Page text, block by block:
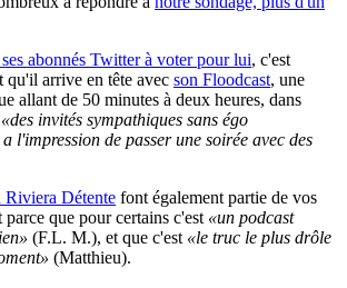
ses abonnés Twitter à voter pour lui, c'est
qu'il arrive en tête avec son Floodcast, une
allant de 50 minutes à deux heures, dans
«des invités sympathiques sans égo
l'impression de passer une soirée avec des
Riviera Détente font également partie de vos
que pour certains c'est «un podcast
(F.L. M.), et que c'est «le truc le plus drôle
(Matthieu).